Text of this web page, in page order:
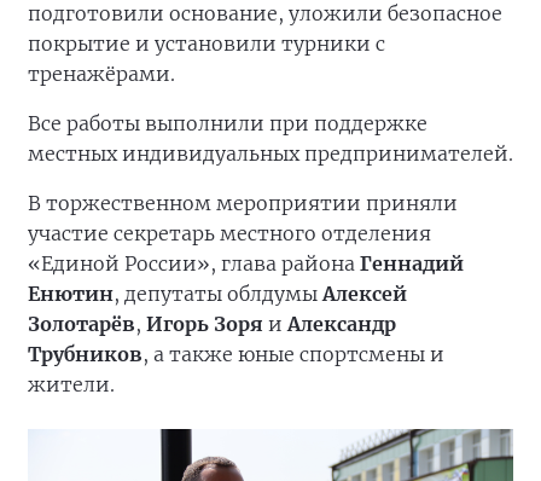
подготовили основание, уложили безопасное
покрытие и установили турники с
тренажёрами.
Все работы выполнили при поддержке
местных индивидуальных предпринимателей.
В торжественном мероприятии приняли
участие секретарь местного отделения
«Единой России», глава района Геннадий
Енютин, депутаты облдумыАлексей
Золотарёв, Игорь Зоря иАлександр
Трубников, а также юные спортсмены и
жители.